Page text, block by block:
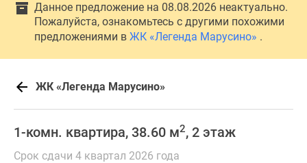
Данное предложение на 08.08.2026 неактуально.
Пожалуйста, ознакомьтесь с другими похожими
предложениями в ЖК «Легенда Марусино» .
ЖК «Легенда Марусино»
1-комн. квартира, 38.60 м2, 2 этаж
Срок сдачи 4 квартал 2026 года